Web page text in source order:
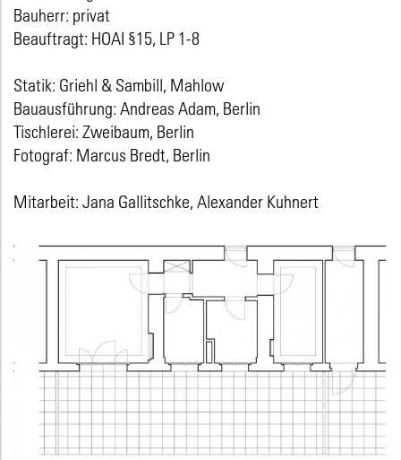
Bauherr: privat
Beauftragt: HOAI §15, LP 1-8
Statik: Griehl & Sambill, Mahlow
Bauausführung: Andreas Adam, Berlin
Tischlerei: Zweibaum, Berlin
Fotograf: Marcus Bredt, Berlin
Mitarbeit: Jana Gallitschke, Alexander Kuhnert